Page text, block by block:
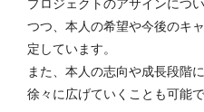
プロジェクトのアサインにつ
つつ、本人の希望や今後のキ
定しています。
また、本人の志向や成長段階
徐々に広げていくことも可能で